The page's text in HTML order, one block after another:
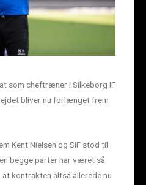
som cheftræner i Silkeborg IF
bliver nu forlænget frem
Kent Nielsen og SIF stod til
begge parter har været så
kontrakten altså allerede nu